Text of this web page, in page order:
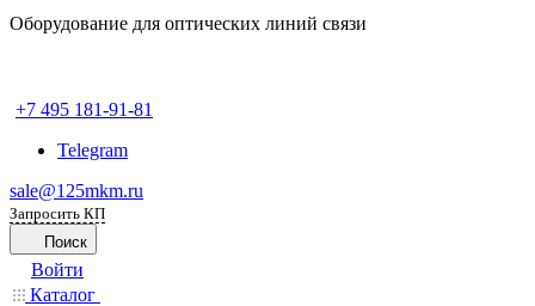
Оборудование для оптических линий связи
+7 495 181-91-81
Telegram
sale@125mkm.ru
Запросить КП
Поиск
Войти
Каталог